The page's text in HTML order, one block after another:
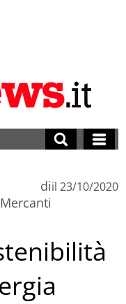
diil 23/10/2020